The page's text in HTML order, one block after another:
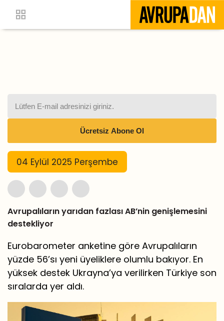
04 Eylül 2025 Perşembe
Avrupalıların yarıdan fazlası AB’nin genişlemesini
destekliyor
Eurobarometer anketine göre Avrupalıların
yüzde 56’sı yeni üyeliklere olumlu bakıyor. En
yüksek destek Ukrayna’ya verilirken Türkiye son
sıralarda yer aldı.